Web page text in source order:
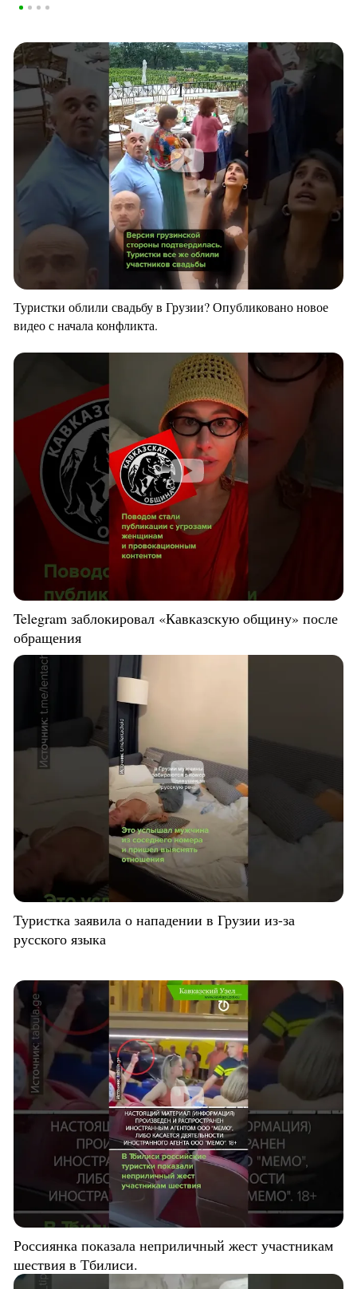
Туристки облили свадьбу в Грузии? Опубликовано новое
видео с начала конфликта.
Telegram заблокировал «Кавказскую общину» после
обращения
Туристка заявила о нападении в Грузии из-за
русского языка
Россиянка показала неприличный жест участникам
шествия в Тбилиси.